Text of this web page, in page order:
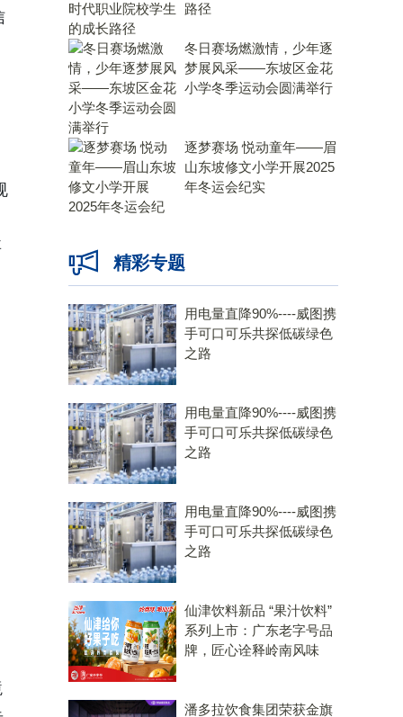
路径
冬日赛场燃激情，少年逐
梦展风采——东坡区金花
小学冬季运动会圆满举行
逐梦赛场 悦动童年——眉
山东坡修文小学开展2025
年冬运会纪实
精彩专题
用电量直降90%----威图携
手可口可乐共探低碳绿色
之路
用电量直降90%----威图携
手可口可乐共探低碳绿色
之路
用电量直降90%----威图携
手可口可乐共探低碳绿色
之路
仙津饮料新品 “果汁饮料”
系列上市：广东老字号品
牌，匠心诠释岭南风味
潘多拉饮食集团荣获金旗